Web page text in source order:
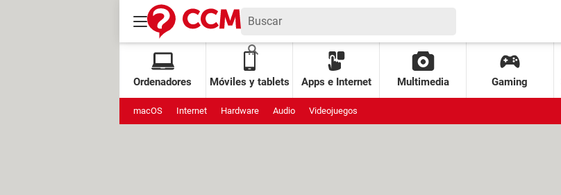
Ordenadores Móviles y tablets Apps e Internet Multimedia Gaming
macOS Internet Hardware Audio Videojuegos